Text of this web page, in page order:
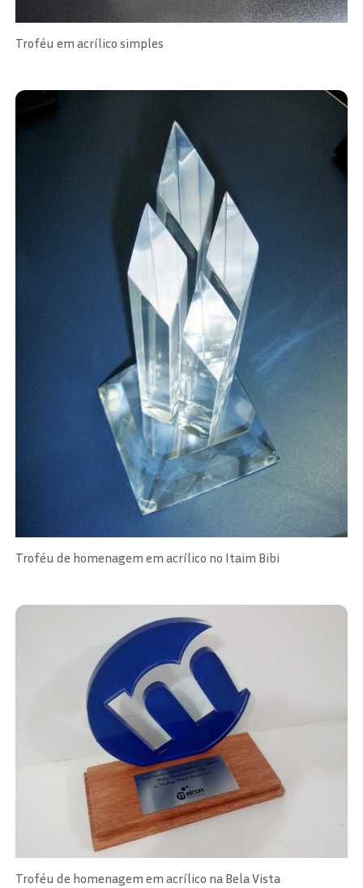
Troféu em acrílico simples
Troféu de homenagem em acrílico no Itaim Bibi
Troféu de homenagem em acrílico na Bela Vista